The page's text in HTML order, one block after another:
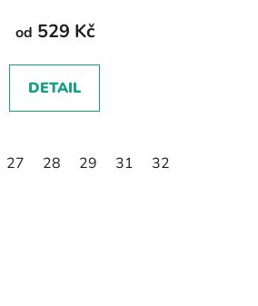
od 529 Kč
DETAIL
27 28 29 31 32